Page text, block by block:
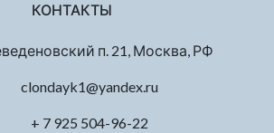
КОНТАКТЫ
п. 21, Москва, РФ
clondayk1@yandex.ru
+ 7 925 504-96-22